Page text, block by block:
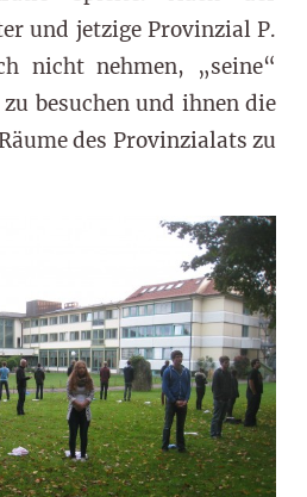
und jetzige Provinzial P.
nicht nehmen, „seine“
besuchen und ihnen die
des Provinzialats zu